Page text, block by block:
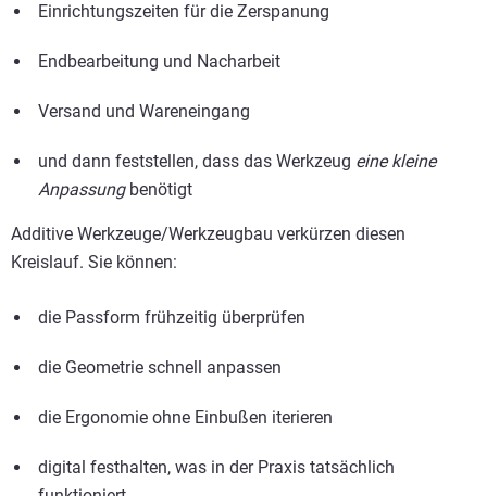
Einrichtungszeiten für die Zerspanung
Endbearbeitung und Nacharbeit
Versand und Wareneingang
und dann feststellen, dass das Werkzeug eine kleine
Anpassung benötigt
Additive Werkzeuge/Werkzeugbau verkürzen diesen
Kreislauf. Sie können:
die Passform frühzeitig überprüfen
die Geometrie schnell anpassen
die Ergonomie ohne Einbußen iterieren
digital festhalten, was in der Praxis tatsächlich